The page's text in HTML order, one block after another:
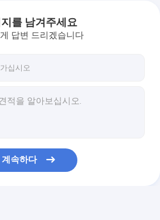
를 남겨주세요
답변 드리겠습니다
계속하다